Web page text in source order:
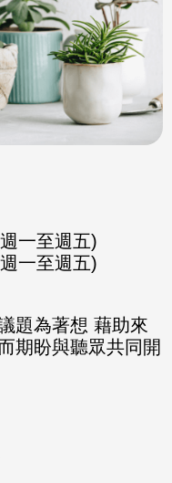
一至週五)
一至週五)
題為著想 藉助來
期盼與聽眾共同開